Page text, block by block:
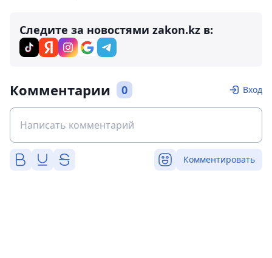
Следите за новостями zakon.kz в:
Комментарии 0 Вход
Комментировать